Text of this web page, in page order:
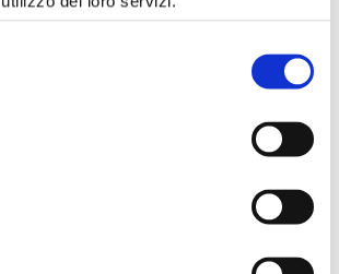
STATEMENTS AND
THE
FINANCIAL
AS AT